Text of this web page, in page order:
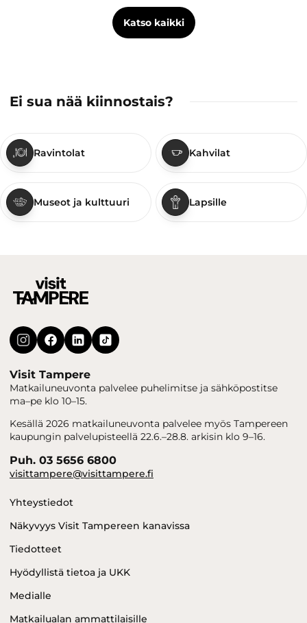
Katso kaikki
Ei sua nää kiinnostais?
Ravintolat Kahvilat
Museot ja kulttuuri Lapsille
Visit Tampere
Matkailuneuvonta palvelee puhelimitse ja sähköpostitse
ma–pe klo 10–15.
Kesällä 2026 matkailuneuvonta palvelee myös Tampereen
kaupungin palvelupisteellä 22.6.–28.8. arkisin klo 9–16.
Puh. 03 5656 6800
visittampere@visittampere.fi
Yhteystiedot
Näkyvyys Visit Tampereen kanavissa
Tiedotteet
Hyödyllistä tietoa ja UKK
Medialle
Matkailualan ammattilaisille